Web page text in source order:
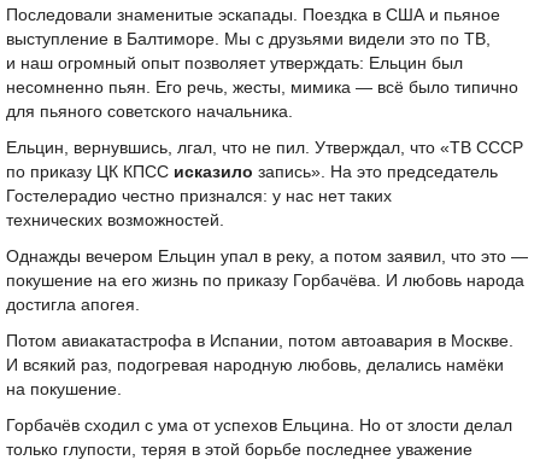
Последовали знаменитые эскапады. Поездка в США и пьяное
выступление в Балтиморе. Мы с друзьями видели это по ТВ,
и наш огромный опыт позволяет утверждать: Ельцин был
несомненно пьян. Его речь, жесты, мимика — всё было типично
для пьяного советского начальника.
Ельцин, вернувшись, лгал, что не пил. Утверждал, что «ТВ СССР
по приказу ЦК КПСС исказило запись». На это председатель
Гостелерадио честно признался: у нас нет таких
технических возможностей.
Однажды вечером Ельцин упал в реку, а потом заявил, что это —
покушение на его жизнь по приказу Горбачёва. И любовь народа
достигла апогея.
Потом авиакатастрофа в Испании, потом автоавария в Москве.
И всякий раз, подогревая народную любовь, делались намёки
на покушение.
Горбачёв сходил с ума от успехов Ельцина. Но от злости делал
только глупости, теряя в этой борьбе последнее уважение